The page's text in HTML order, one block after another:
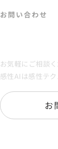
​お問い合わせ
お気軽にご相談く
感性AIは感性テ
お